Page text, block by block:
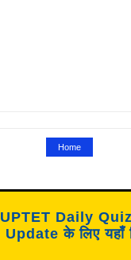
Home
UPTET Daily
Update के लिए यहाँ